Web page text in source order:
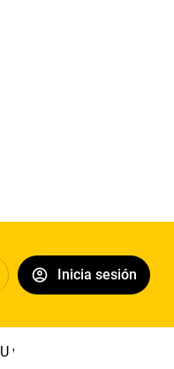
Inicia sesión
U vs Cristal